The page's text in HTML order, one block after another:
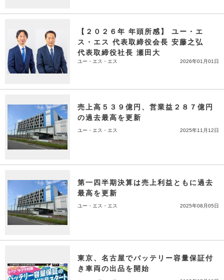
【２０２６年 年頭所感】 ユー・エ
ス・エス 代表取締役会長 安藤之弘
代表取締役社長 瀬田大
ユー・エス・エス 2026年01月01日
売上高５３９億円、営業益２８７億円
の過去最高を更新
ユー・エス・エス 2025年11月12日
第一四半期決算は売上利益ともに過去
最高を更新
ユー・エス・エス 2025年08月05日
東京、名古屋でバッテリー容量保証付
き車両の出品を開始